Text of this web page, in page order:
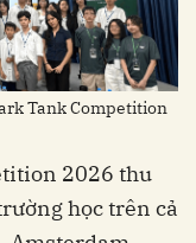
Tank Competition
2026 thu
học trên cả